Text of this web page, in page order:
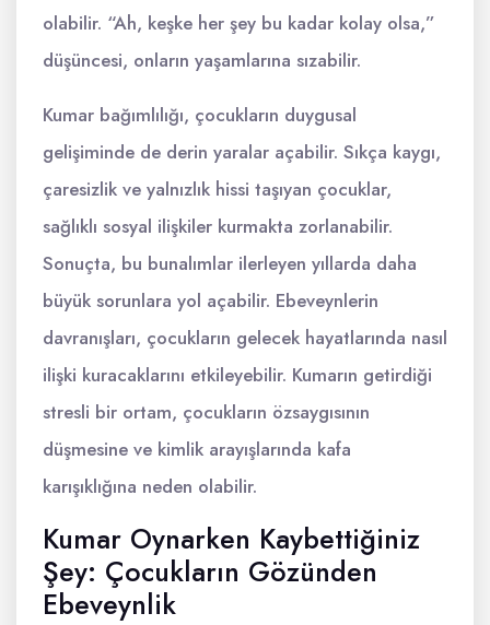
olabilir. “Ah, keşke her şey bu kadar kolay olsa,”
düşüncesi, onların yaşamlarına sızabilir.
Kumar bağımlılığı, çocukların duygusal
gelişiminde de derin yaralar açabilir. Sıkça kaygı,
çaresizlik ve yalnızlık hissi taşıyan çocuklar,
sağlıklı sosyal ilişkiler kurmakta zorlanabilir.
Sonuçta, bu bunalımlar ilerleyen yıllarda daha
büyük sorunlara yol açabilir. Ebeveynlerin
davranışları, çocukların gelecek hayatlarında nasıl
ilişki kuracaklarını etkileyebilir. Kumarın getirdiği
stresli bir ortam, çocukların özsaygısının
düşmesine ve kimlik arayışlarında kafa
karışıklığına neden olabilir.
Kumar Oynarken Kaybettiğiniz
Şey: Çocukların Gözünden
Ebeveynlik